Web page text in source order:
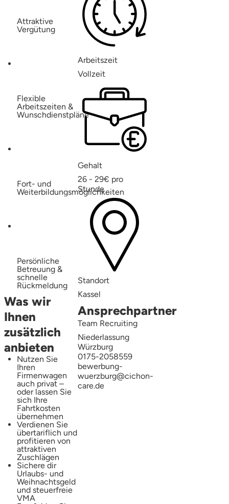
Attraktive
Vergütung
Flexible
Arbeitszeiten &
Wunschdienstpläne
Fort- und
Weiterbildungsmöglichkeiten
Persönliche
Betreuung &
schnelle
Rückmeldung
Was wir
Ihnen
zusätzlich
anbieten
Nutzen Sie
Ihren
Firmenwagen
auch privat –
oder lassen Sie
sich Ihre
Fahrtkosten
übernehmen
Verdienen Sie
übertariflich und
profitieren von
attraktiven
Zuschlägen
Sichere dir
Urlaubs- und
Weihnachtsgeld
und steuerfreie
VMA
Arbeitszeit
Vollzeit
Gehalt
26 - 29€ pro
Stunde
Standort
Kassel
Ansprechpartner
Team Recruiting
Niederlassung
Würzburg
0175-2058559
bewerbung-
wuerzburg@cichon-
care.de